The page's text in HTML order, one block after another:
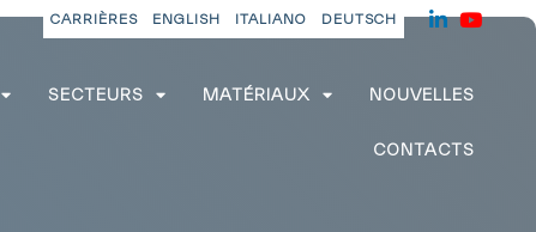
CARRIÈRES ENGLISH ITALIANO DEUTSCH
SECTEURS MATÉRIAUX NOUVELLES
CONTACTS